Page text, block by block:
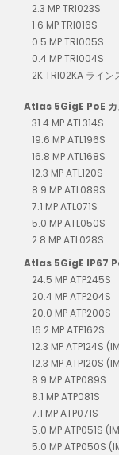
2.3 MP TRI023S
1.6 MP TRI016S
0.5 MP TRI005S
0.4 MP TRI004S
2K TRI02KA ライン
Atlas 5GigE PoE カ
31.4 MP ATL314S
19.6 MP ATL196S
16.8 MP ATL168S
12.3 MP ATL120S
8.9 MP ATL089S
7.1 MP ATL071S
5.0 MP ATL050S
2.8 MP ATL028S
Atlas 5GigE IP67
24.5 MP ATP245S
20.4 MP ATP204S
20.0 MP ATP200S
16.2 MP ATP162S
12.3 MP ATP124S
12.3 MP ATP120S
8.9 MP ATP089S
8.1 MP ATP081S
7.1 MP ATP071S
5.0 MP ATP051S
5.0 MP ATP050S